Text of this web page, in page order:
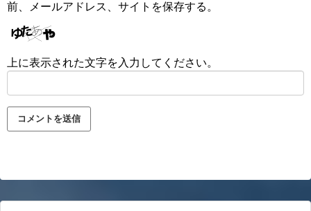
前、メールアドレス、サイトを保存する。
上に表示された文字を入力してください。